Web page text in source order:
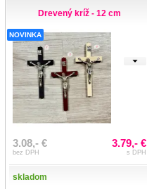
Drevený kríž - 12 cm
NOVINKA
3.08,- €
bez DPH
3.79,- €
s DPH
skladom